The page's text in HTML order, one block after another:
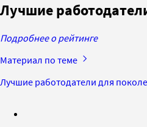
Лучшие
Подробнее о рейтинге
Материал по теме
Лучшие работодатели для